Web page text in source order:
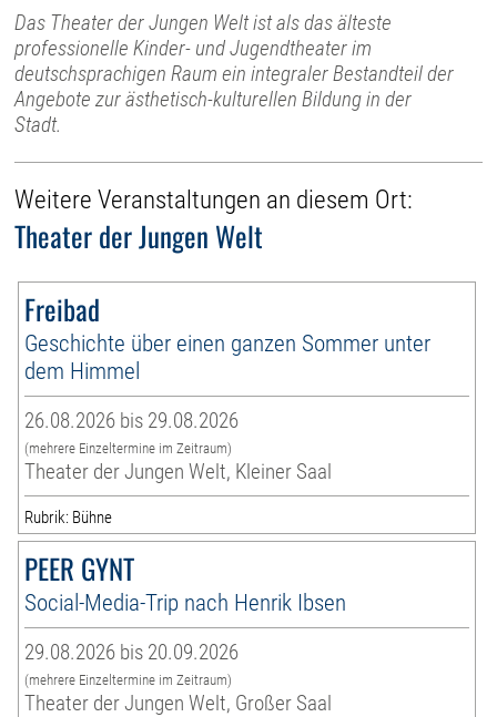
Das Theater der Jungen Welt ist als das älteste
professionelle Kinder- und Jugendtheater im
deutschsprachigen Raum ein integraler Bestandteil der
Angebote zur ästhetisch-kulturellen Bildung in der
Stadt.
Weitere Veranstaltungen an diesem Ort:
Theater der Jungen Welt
Freibad
Geschichte über einen ganzen Sommer unter
dem Himmel
26.08.2026 bis 29.08.2026
(mehrere Einzeltermine im Zeitraum)
Theater der Jungen Welt, Kleiner Saal
Rubrik: Bühne
PEER GYNT
Social-Media-Trip nach Henrik Ibsen
29.08.2026 bis 20.09.2026
(mehrere Einzeltermine im Zeitraum)
Theater der Jungen Welt, Großer Saal